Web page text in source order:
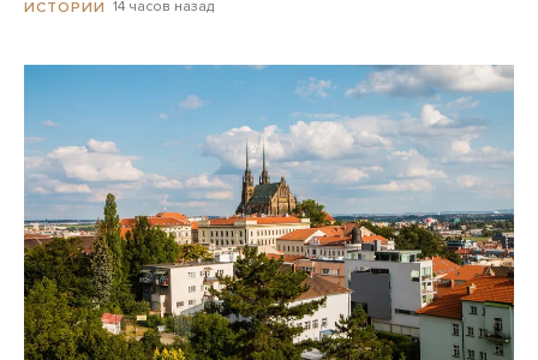
ИСТОРИИ 14 часов назад